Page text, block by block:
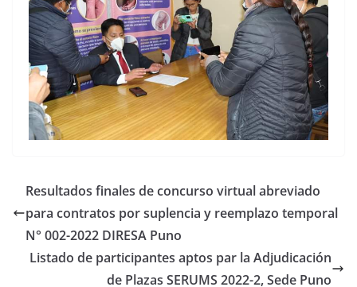
Resultados finales de concurso virtual abreviado
para contratos por suplencia y reemplazo temporal
N° 002-2022 DIRESA Puno
Listado de participantes aptos par la Adjudicación
de Plazas SERUMS 2022-2, Sede Puno